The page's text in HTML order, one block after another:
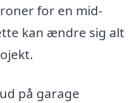
for en mid-
kan ændre sig alt
på garage